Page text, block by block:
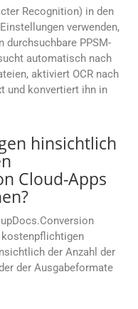
Recognition) in den
verwenden,
durchsuchbare PPSM-
automatisch nach
aktiviert OCR nach
und konvertiert ihn in
hinsichtlich
Cloud-Apps
kostenpflichtigen
der Anzahl der
der Ausgabeformate